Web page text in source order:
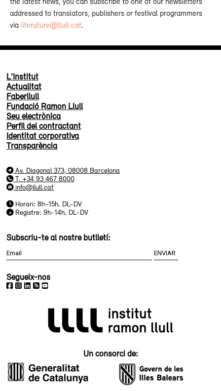
addressed to translators, publishers or festival programmers
via literature@llull.cat.
L'Institut
Actualitat
Faberllull
Fundació Ramon Llull
Seu electrònica
Perfil del contractant
Identitat corporativa
Transparència
Av. Diagonal 373, 08008 Barcelona
T. +34 93 467 8000
info@llull.cat
Horari: 8h-15h, DL-DV
Registre: 9h-14h, DL-DV
Subscriu-te al nostre butlletí:
Segueix-nos
Un consorci de: